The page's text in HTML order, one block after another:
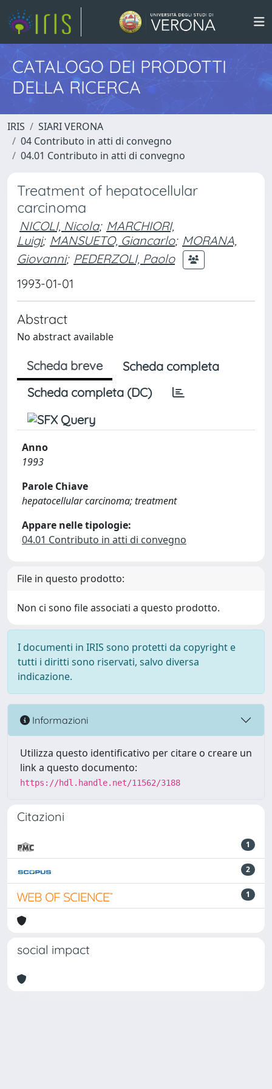
CATALOGO DEI PRODOTTI
DELLA RICERCA
IRIS
SIARI VERONA
04 Contributo in atti di convegno
04.01 Contributo in atti di convegno
Treatment of hepatocellular
carcinoma
NICOLI, Nicola; MARCHIORI,
Luigi; MANSUETO, Giancarlo; MORANA,
Giovanni; PEDERZOLI, Paolo
1993-01-01
Abstract
No abstract available
Scheda breve
Scheda completa
Scheda completa (DC)
Anno
1993
Parole Chiave
hepatocellular carcinoma; treatment
Appare nelle tipologie:
04.01 Contributo in atti di convegno
File in questo prodotto:
Non ci sono file associati a questo prodotto.
I documenti in IRIS sono protetti da copyright e
tutti i diritti sono riservati, salvo diversa
indicazione.
Informazioni
Utilizza questo identificativo per citare o creare un
link a questo documento:
https://hdl.handle.net/11562/3188
Citazioni
1
2
1
social impact